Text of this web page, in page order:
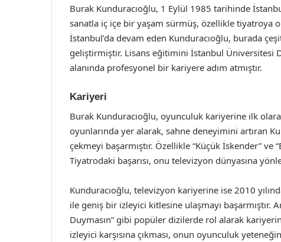
Burak Kunduracıoğlu, 1 Eylül 1985 tarihinde
sanatla iç içe bir yaşam sürmüş, özellikle tiyatroya
İstanbul’da devam eden Kunduracıoğlu, burada
geliştirmiştir. Lisans eğitimini İstanbul Üniversitesi
alanında profesyonel bir kariyere adım atmıştır.
Kariyeri
Burak Kunduracıoğlu, oyunculuk kariyerine ilk
oyunlarında yer alarak, sahne deneyimini artıran
çekmeyi başarmıştır. Özellikle “Küçük İskender” ve
Tiyatrodaki başarısı, onu televizyon dünyasına
Kunduracıoğlu, televizyon kariyerine ise 2010
ile geniş bir izleyici kitlesine ulaşmayı başarmıştır.
Duymasın” gibi popüler dizilerde rol alarak
izleyici karşısına çıkması, onun oyunculuk